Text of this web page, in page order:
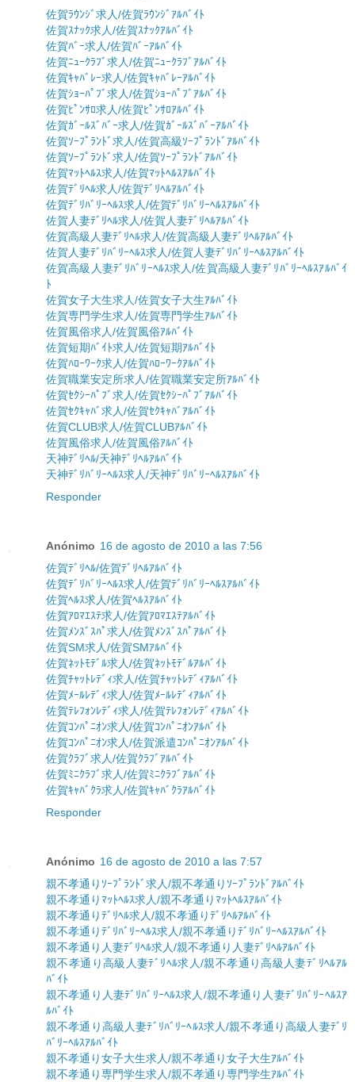
佐賀ﾗｳﾝｼﾞ求人/佐賀ﾗｳﾝｼﾞｱﾙﾊﾞｲﾄ
佐賀ｽﾅｯｸ求人/佐賀ｽﾅｯｸｱﾙﾊﾞｲﾄ
佐賀ﾊﾞｰ求人/佐賀ﾊﾞｰｱﾙﾊﾞｲﾄ
佐賀ﾆｭｰｸﾗﾌﾞ求人/佐賀ﾆｭｰｸﾗﾌﾞｱﾙﾊﾞｲﾄ
佐賀ｷｬﾊﾞﾚｰ求人/佐賀ｷｬﾊﾞﾚｰｱﾙﾊﾞｲﾄ
佐賀ｼｮｰﾊﾟﾌﾞ求人/佐賀ｼｮｰﾊﾟﾌﾞｱﾙﾊﾞｲﾄ
佐賀ﾋﾟﾝｻﾛ求人/佐賀ﾋﾟﾝｻﾛｱﾙﾊﾞｲﾄ
佐賀ｶﾞｰﾙｽﾞﾊﾞｰ求人/佐賀ｶﾞｰﾙｽﾞﾊﾞｰｱﾙﾊﾞｲﾄ
佐賀ｿｰﾌﾟﾗﾝﾄﾞ求人/佐賀高級ｿｰﾌﾟﾗﾝﾄﾞｱﾙﾊﾞｲﾄ
佐賀ｿｰﾌﾟﾗﾝﾄﾞ求人/佐賀ｿｰﾌﾟﾗﾝﾄﾞｱﾙﾊﾞｲﾄ
佐賀ﾏｯﾄﾍﾙｽ求人/佐賀ﾏｯﾄﾍﾙｽｱﾙﾊﾞｲﾄ
佐賀ﾃﾞﾘﾍﾙ求人/佐賀ﾃﾞﾘﾍﾙｱﾙﾊﾞｲﾄ
佐賀ﾃﾞﾘﾊﾞﾘｰﾍﾙｽ求人/佐賀ﾃﾞﾘﾊﾞﾘｰﾍﾙｽｱﾙﾊﾞｲﾄ
佐賀人妻ﾃﾞﾘﾍﾙ求人/佐賀人妻ﾃﾞﾘﾍﾙｱﾙﾊﾞｲﾄ
佐賀高級人妻ﾃﾞﾘﾍﾙ求人/佐賀高級人妻ﾃﾞﾘﾍﾙｱﾙﾊﾞｲﾄ
佐賀人妻ﾃﾞﾘﾊﾞﾘｰﾍﾙｽ求人/佐賀人妻ﾃﾞﾘﾊﾞﾘｰﾍﾙｽｱﾙﾊﾞｲﾄ
佐賀高級人妻ﾃﾞﾘﾊﾞﾘｰﾍﾙｽ求人/佐賀高級人妻ﾃﾞﾘﾊﾞﾘｰﾍﾙｽｱﾙﾊﾞｲ
ﾄ
佐賀女子大生求人/佐賀女子大生ｱﾙﾊﾞｲﾄ
佐賀専門学生求人/佐賀専門学生ｱﾙﾊﾞｲﾄ
佐賀風俗求人/佐賀風俗ｱﾙﾊﾞｲﾄ
佐賀短期ﾊﾞｲﾄ求人/佐賀短期ｱﾙﾊﾞｲﾄ
佐賀ﾊﾛｰﾜｰｸ求人/佐賀ﾊﾛｰﾜｰｸｱﾙﾊﾞｲﾄ
佐賀職業安定所求人/佐賀職業安定所ｱﾙﾊﾞｲﾄ
佐賀ｾｸｼｰﾊﾟﾌﾞ求人/佐賀ｾｸｼｰﾊﾟﾌﾞｱﾙﾊﾞｲﾄ
佐賀ｾｸｷｬﾊﾞ求人/佐賀ｾｸｷｬﾊﾞｱﾙﾊﾞｲﾄ
佐賀CLUB求人/佐賀CLUBｱﾙﾊﾞｲﾄ
佐賀風俗求人/佐賀風俗ｱﾙﾊﾞｲﾄ
天神ﾃﾞﾘﾍﾙ/天神ﾃﾞﾘﾍﾙｱﾙﾊﾞｲﾄ
天神ﾃﾞﾘﾊﾞﾘｰﾍﾙｽ求人/天神ﾃﾞﾘﾊﾞﾘｰﾍﾙｽｱﾙﾊﾞｲﾄ
Responder
Anónimo 16 de agosto de 2010 a las 7:56
佐賀ﾃﾞﾘﾍﾙ/佐賀ﾃﾞﾘﾍﾙｱﾙﾊﾞｲﾄ
佐賀ﾃﾞﾘﾊﾞﾘｰﾍﾙｽ求人/佐賀ﾃﾞﾘﾊﾞﾘｰﾍﾙｽｱﾙﾊﾞｲﾄ
佐賀ﾍﾙｽ求人/佐賀ﾍﾙｽｱﾙﾊﾞｲﾄ
佐賀ｱﾛﾏｴｽﾃ求人/佐賀ｱﾛﾏｴｽﾃｱﾙﾊﾞｲﾄ
佐賀ﾒﾝｽﾞｽﾊﾟ求人/佐賀ﾒﾝｽﾞｽﾊﾟｱﾙﾊﾞｲﾄ
佐賀SM求人/佐賀SMｱﾙﾊﾞｲﾄ
佐賀ﾈｯﾄﾓﾃﾞﾙ求人/佐賀ﾈｯﾄﾓﾃﾞﾙｱﾙﾊﾞｲﾄ
佐賀ﾁｬｯﾄﾚﾃﾞｨ求人/佐賀ﾁｬｯﾄﾚﾃﾞｨｱﾙﾊﾞｲﾄ
佐賀ﾒｰﾙﾚﾃﾞｨ求人/佐賀ﾒｰﾙﾚﾃﾞｨｱﾙﾊﾞｲﾄ
佐賀ﾃﾚﾌｫﾝﾚﾃﾞｨ求人/佐賀ﾃﾚﾌｫﾝﾚﾃﾞｨｱﾙﾊﾞｲﾄ
佐賀ｺﾝﾊﾟﾆｵﾝ求人/佐賀ｺﾝﾊﾟﾆｵﾝｱﾙﾊﾞｲﾄ
佐賀ｺﾝﾊﾟﾆｵﾝ求人/佐賀派遣ｺﾝﾊﾟﾆｵﾝｱﾙﾊﾞｲﾄ
佐賀ｸﾗﾌﾞ求人/佐賀ｸﾗﾌﾞｱﾙﾊﾞｲﾄ
佐賀ﾐﾆｸﾗﾌﾞ求人/佐賀ﾐﾆｸﾗﾌﾞｱﾙﾊﾞｲﾄ
佐賀ｷｬﾊﾞｸﾗ求人/佐賀ｷｬﾊﾞｸﾗｱﾙﾊﾞｲﾄ
Responder
Anónimo 16 de agosto de 2010 a las 7:57
親不孝通りｿｰﾌﾟﾗﾝﾄﾞ求人/親不孝通りｿｰﾌﾟﾗﾝﾄﾞｱﾙﾊﾞｲﾄ
親不孝通りﾏｯﾄﾍﾙｽ求人/親不孝通りﾏｯﾄﾍﾙｽｱﾙﾊﾞｲﾄ
親不孝通りﾃﾞﾘﾍﾙ求人/親不孝通りﾃﾞﾘﾍﾙｱﾙﾊﾞｲﾄ
親不孝通りﾃﾞﾘﾊﾞﾘｰﾍﾙｽ求人/親不孝通りﾃﾞﾘﾊﾞﾘｰﾍﾙｽｱﾙﾊﾞｲﾄ
親不孝通り人妻ﾃﾞﾘﾍﾙ求人/親不孝通り人妻ﾃﾞﾘﾍﾙｱﾙﾊﾞｲﾄ
親不孝通り高級人妻ﾃﾞﾘﾍﾙ求人/親不孝通り高級人妻ﾃﾞﾘﾍﾙｱﾙ
ﾊﾞｲﾄ
親不孝通り人妻ﾃﾞﾘﾊﾞﾘｰﾍﾙｽ求人/親不孝通り人妻ﾃﾞﾘﾊﾞﾘｰﾍﾙｽｱ
ﾙﾊﾞｲﾄ
親不孝通り高級人妻ﾃﾞﾘﾊﾞﾘｰﾍﾙｽ求人/親不孝通り高級人妻ﾃﾞﾘ
ﾊﾞﾘｰﾍﾙｽｱﾙﾊﾞｲﾄ
親不孝通り女子大生求人/親不孝通り女子大生ｱﾙﾊﾞｲﾄ
親不孝通り専門学生求人/親不孝通り専門学生ｱﾙﾊﾞｲﾄ